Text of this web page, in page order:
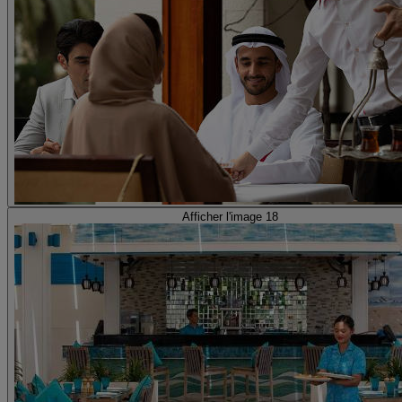
Afficher l'image 18